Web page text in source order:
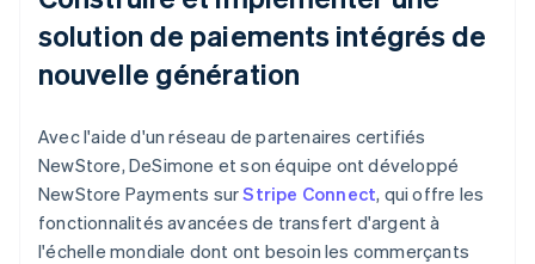
solution de paiements intégrés de
nouvelle génération
Avec l'aide d'un réseau de partenaires certifiés
NewStore, DeSimone et son équipe ont développé
NewStore Payments surStripe Connect, qui offre les
fonctionnalités avancées de transfert d'argent à
l'échelle mondiale dont ont besoin les commerçants